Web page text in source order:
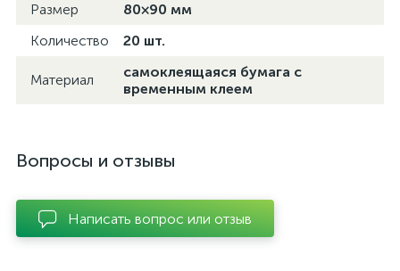
Размер
80×90 мм
Количество
20 шт.
Материал
самоклеящаяся бумага с
временным клеем
Вопросы и отзывы
Написать вопрос или отзыв